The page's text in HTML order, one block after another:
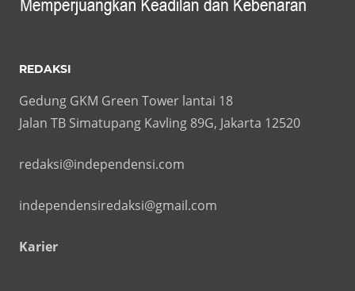
REDAKSI
Gedung GKM Green Tower lantai 18
Jalan TB Simatupang Kavling 89G, Jakarta 12520
redaksi@independensi.com
independensiredaksi@gmail.com
Karier